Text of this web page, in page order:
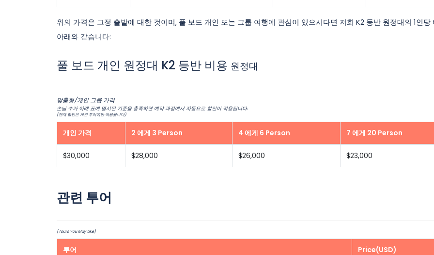
위의 가격은 고정 출발에 대한 것이며, 풀 보드 개인 또는 그룹 여행에 관심이 있으시다면 저희 K2 등반 원정대의 1인당
아래와 같습니다:
풀 보드 개인 원정대 K2 등반 비용 원정대
맞춤형/개인 그룹 가격
손님 수가 아래 표에 명시된 기준을 충족하면 예약 과정에서 자동으로 할인이 적용됩니다.
(현재 할인은 개인 투어에만 적용됩니다)
개인 가격 2 에게 3 Person 4 에게 6 Person 7 에게 20 Person
$30,000 $28,000 $26,000 $23,000
관련 투어
(Tours You May Like)
투어 Price(USD)